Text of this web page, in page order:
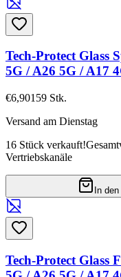
Tech-Protect Glass
5G / A26 5G / A17
€6,90159 Stk.
Versand am Dienstag
16 Stück verkauft!
Vertriebskanäle
In
Tech-Protect Glass